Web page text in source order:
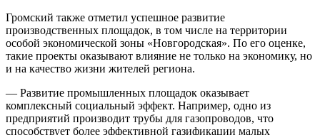
Громский также отметил успешное развитие
производственных площадок, в том числе на территории
особой экономической зоны «Новгородская». По его оценке,
такие проекты оказывают влияние не только на экономику, но
и на качество жизни жителей региона.
— Развитие промышленных площадок оказывает
комплексный социальный эффект. Например, одно из
предприятий производит трубы для газопроводов, что
способствует более эффективной газификации малых